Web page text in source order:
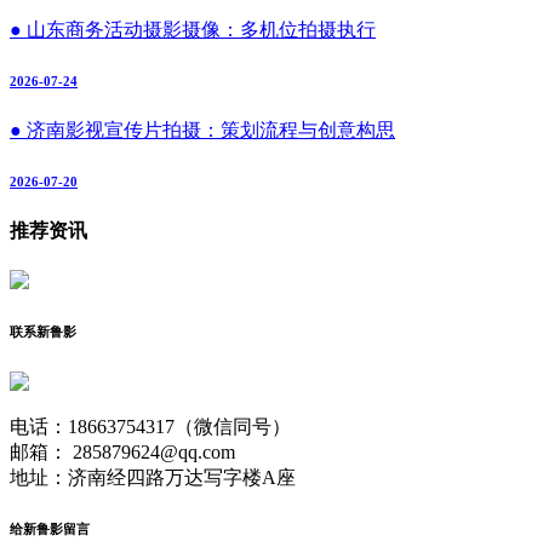
● 山东商务活动摄影摄像：多机位拍摄执行
2026-07-24
● 济南影视宣传片拍摄：策划流程与创意构思
2026-07-20
推荐资讯
联系新鲁影
电话：18663754317（微信同号）
邮箱： 285879624@qq.com
地址：济南经四路万达写字楼A座
给新鲁影留言